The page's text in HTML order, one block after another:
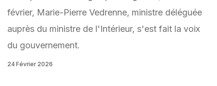
février, Marie-Pierre Vedrenne, ministre déléguée
auprès du ministre de l'Intérieur, s'est fait la voix
du gouvernement.
24 Février 2026